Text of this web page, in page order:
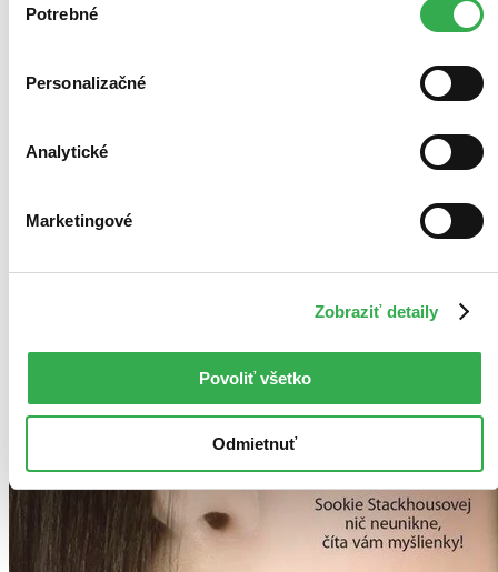
keby sme mohli používať všetky tieto cookies. Ďakujeme!
súhlasu
Potrebné
Personalizačné
Analytické
Marketingové
Zobraziť detaily
Povoliť všetko
Odmietnuť
Kniha
Ach, mrzí nás to, z tejto knihy sa už predali všetky výtlačky a
nemáme ju na sklade my ani vydavateľ :( Teoreticky však
môžete mať šťastie v niektorých iných obchodoch, ktoré ešte
Pridať do zoznamu
Čítaná
výbornom stave.
Rozdiel medzi touto knihou a novou by ste
Tento produkt síce máme aktuálne na sklade, máme však už
Vložiť do košíka